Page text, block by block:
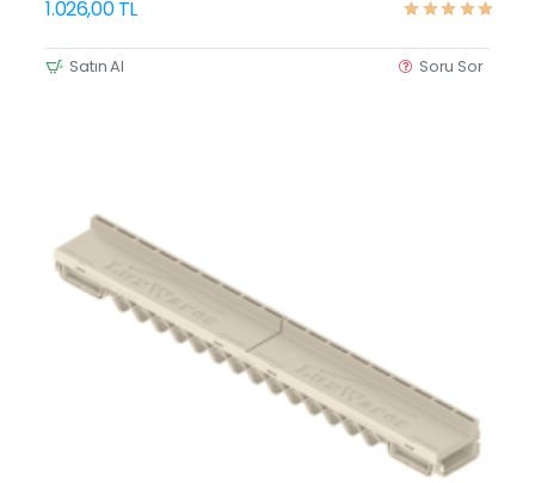
1.026,00 TL
Satın Al Soru Sor